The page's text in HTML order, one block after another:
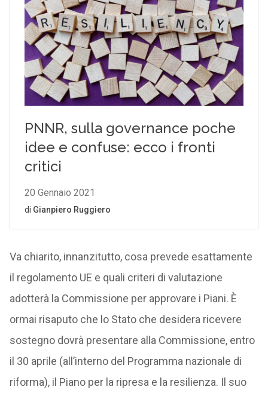
Va chiarito, innanzitutto, cosa prevede esattamente
il regolamento UE e quali criteri di valutazione
adotterà la Commissione per approvare i Piani. È
ormai risaputo che lo Stato che desidera ricevere
sostegno dovrà presentare alla Commissione, entro
il 30 aprile (all’interno del Programma nazionale di
riforma), il Piano per la ripresa e la resilienza. Il suo